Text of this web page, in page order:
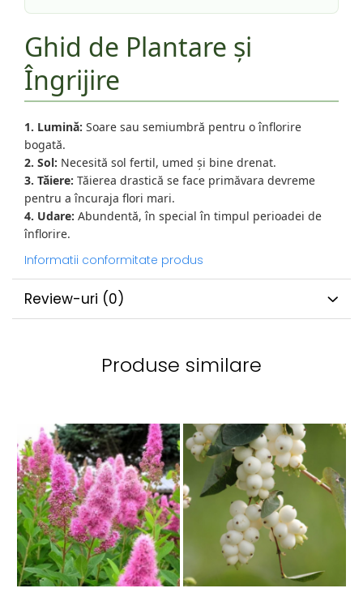
Ghid de Plantare și
Îngrijire
1. Lumină: Soare sau semiumbră pentru o înflorire
bogată.
2. Sol: Necesită sol fertil, umed și bine drenat.
3. Tăiere: Tăierea drastică se face primăvara devreme
pentru a încuraja flori mari.
4. Udare: Abundentă, în special în timpul perioadei de
înflorire.
Informatii conformitate produs
Review-uri (0)
Produse similare